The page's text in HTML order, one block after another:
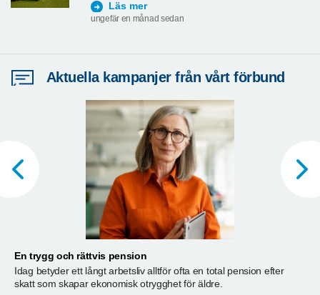
Läs mer
ungefär en månad sedan
Aktuella kampanjer från vårt förbund
En trygg och rättvis pension
Idag betyder ett långt arbetsliv alltför ofta en total pension efter
skatt som skapar ekonomisk otrygghet för äldre.